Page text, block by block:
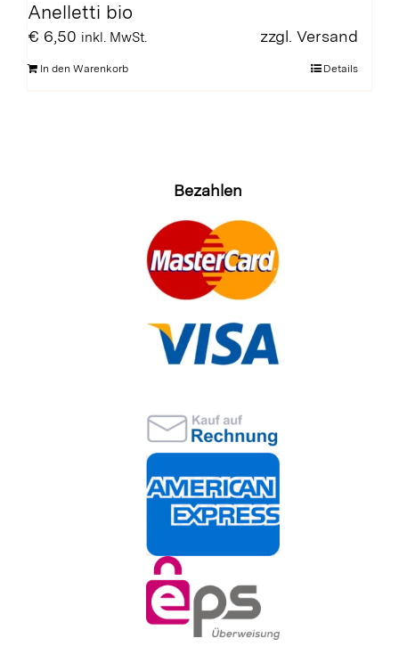
Anelletti bio
€ 6,50 inkl. MwSt. zzgl. Versand
In den Warenkorb Details
Bezahlen